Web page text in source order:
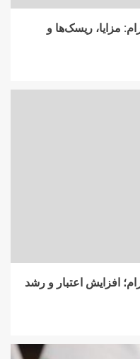
مزایا، ریسک‌ها و
افزایش اعتبار و رشد